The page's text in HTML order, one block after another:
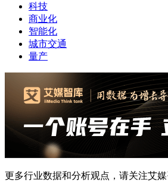
科技
商业化
智能化
城市交通
量产
更多行业数据和分析观点，请关注艾